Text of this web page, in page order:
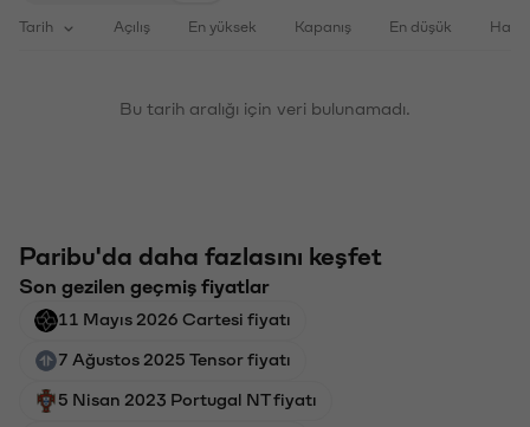
Tarih Açılış En yüksek Kapanış En düşük
Bu tarih aralığı için veri bulunamadı.
Paribu'da daha fazlasını keşfet
Son gezilen geçmiş fiyatlar
11 Mayıs 2026 Cartesi fiyatı
7 Ağustos 2025 Tensor fiyatı
5 Nisan 2023 Portugal NT fiyatı